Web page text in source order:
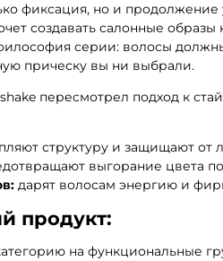
фиксация, но и продолжение
создавать салонные
серии: волосы
прическу вы ни выбрали.
пересмотрел подход к
структуру и защищают от
выгорание цвета
дарят волосам энергию и
продукт:
на функциональные